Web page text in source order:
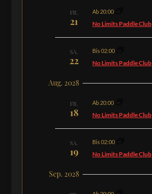
FR.
21
Ab 20:00
No Limits Paddle Club
SA.
22
Bis 02:00
No Limits Paddle Club
Aug. 2028
FR.
18
Ab 20:00
No Limits Paddle Club
SA.
19
Bis 02:00
No Limits Paddle Club
Sep. 2028